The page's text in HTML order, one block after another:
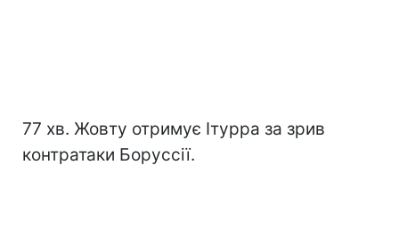
77 хв. Жовту отримує Ітурра за зрив
контратаки Боруссії.